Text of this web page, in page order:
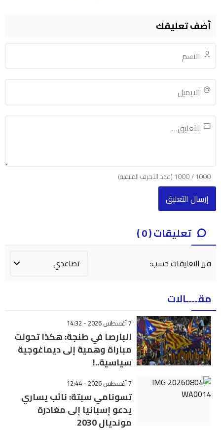
أضف تعليقك
1000
/
1000(عدد الأحرف المتبقية)
تعليقات ( 0 )
فرز التعليقات حسب:
مقــــالات
7 أغسطس 2026 - 14:32
البارصا في طنجة: هكذا تحولت
مباراة وهمية إلى ديماغوجية
سياسية..!
7 أغسطس 2026 - 12:44
تسونامي سبتة: نائب يساري
يدعو إسبانيا إلى مغادرة
مونديال 2030